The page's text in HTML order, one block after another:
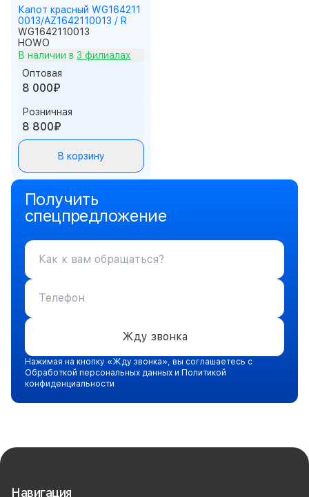
Капот красный WG164211
0013/AZ1642110013 / R
WG1642110013
HOWO
В наличии в 3 филиалах
Оптовая
8 000₽
Розничная
8 800₽
В корзину
Получить
спецпредложение
Жду звонка
Нажимая на кнопку «Жду звонка», вы соглашаетесь с
Обработкой персональных данных и Политикой
конфиденциальности
Навигация